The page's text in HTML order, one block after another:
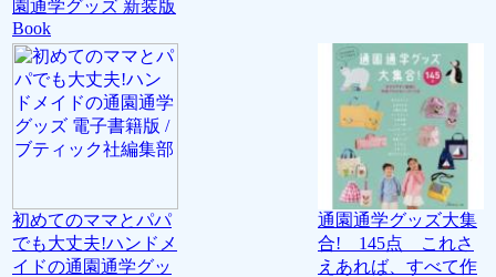
園通学グッズ 新装版
Book
初めてのママとパパ
でも大丈夫!ハンドメ
イドの通園通学グッ
通園通学グッズ大集
合! 145点 これさ
えあれば、すべて作